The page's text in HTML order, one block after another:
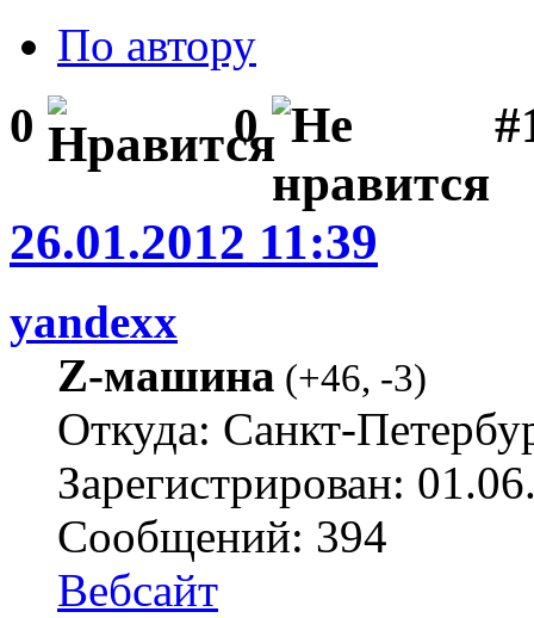
По автору
0 0
26.01.2012 11:39
yandexx
Z-машина (+46, -3)
Откуда: Санкт-
Зарегистрирован:
Сообщений: 394
Вебсайт